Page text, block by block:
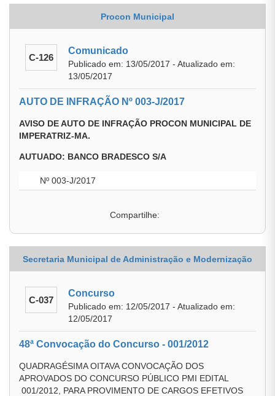
Procon Municipal
C-126
Comunicado
Publicado em: 13/05/2017 - Atualizado em:
13/05/2017
AUTO DE INFRAÇÃO Nº 003-J/2017
AVISO DE AUTO DE INFRAÇÃO PROCON MUNICIPAL DE
IMPERATRIZ-MA.
AUTUADO: BANCO BRADESCO S/A
Nº 003-J/2017
Compartilhe:
Secretaria Municipal de Administração e Modernização
C-037
Concurso
Publicado em: 12/05/2017 - Atualizado em:
12/05/2017
48ª Convocação do Concurso - 001/2012
QUADRAGÉSIMA OITAVA CONVOCAÇÃO DOS
APROVADOS DO CONCURSO PÚBLICO PMI EDITAL
001/2012, PARA PROVIMENTO DE CARGOS EFETIVOS